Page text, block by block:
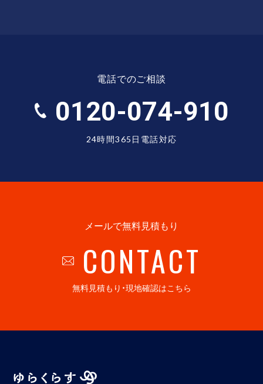
電話でのご相談
0120-074-910
24時間365日電話対応
メールで無料見積もり
CONTACT
無料見積もり・現地確認はこちら